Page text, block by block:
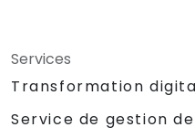
Services
Transformation
Service de gestion